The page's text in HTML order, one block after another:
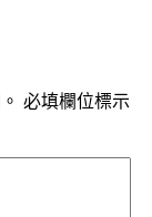
必填欄位標示